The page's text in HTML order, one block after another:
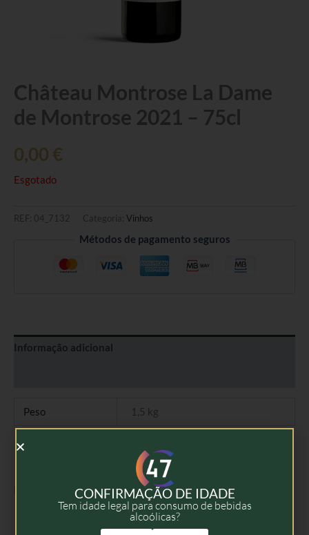
Château Montrose La Dame
de Montrose 2021 – 75cl
0,00 €
Esgotado
REF: 04_7132 Categoria: Vinhos
Métodos de pagamento seguros
Informação adicional
Peso 1,5 kg
Produtos RelacionadosCONFIRMAÇÃO DE IDADE
Tem idade legal para consumo de bebidas
alcoólicas?